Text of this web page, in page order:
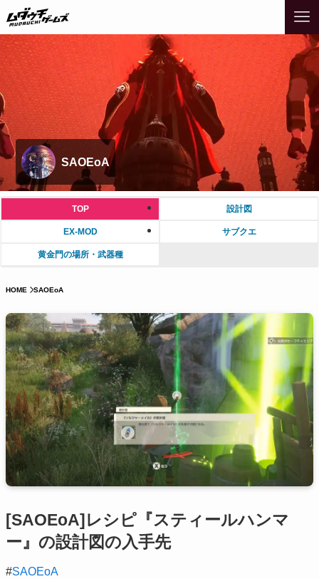
SAOEoA
TOP 設計図
EX-MOD サブクエ
黄金門の場所・武器種
HOME SAOEoA
[SAOEoA]レシピ『スティールハンマ
ー』の設計図の入手先
#SAOEoA